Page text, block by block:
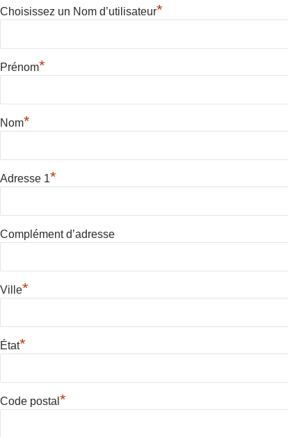
Choisissez un Nom d’utilisateur*
Prénom*
Nom*
Adresse 1*
Complément d’adresse
Ville*
État*
Code postal *